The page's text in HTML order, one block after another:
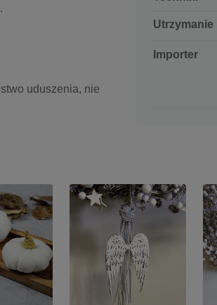
uduszenia, nie
Utrzymanie
Importer